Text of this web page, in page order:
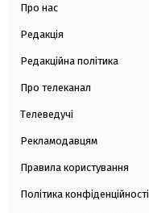
Про нас
Редакція
Редакційна політика
Про телеканал
Телеведучі
Рекламодавцям
Правила користування
Політика конфіденційності